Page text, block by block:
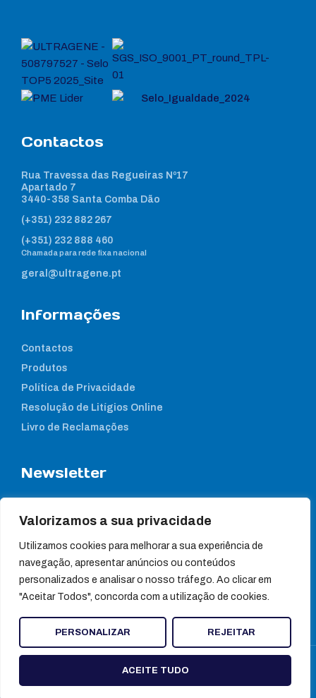
Valorizamos a sua privacidade
Utilizamos cookies para melhorar a sua experiência de
navegação, apresentar anúncios ou conteúdos
personalizados e analisar o nosso tráfego. Ao clicar em
"Aceitar Todos", concorda com a utilização de cookies.
PERSONALIZAR REJEITAR
ACEITE TUDO
Contactos
Rua Travessa das Regueiras Nº17
Apartado 7
3440-358 Santa Comba Dão
(+351) 232 882 267
(+351) 232 888 460
Chamada para rede fixa nacional
geral@ultragene.pt
Informações
Contactos
Produtos
Política de Privacidade
Resolução de Litígios Online
Livro de Reclamações
Newsletter
notícias
© Ultragene